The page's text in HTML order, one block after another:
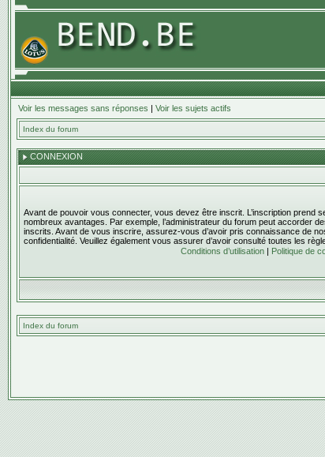
Voir les messages sans réponses | Voir les sujets actifs
Index du forum
CONNEXION
Avant de pouvoir vous connecter, vous devez être inscrit. L’inscription prend
nombreux avantages. Par exemple, l’administrateur du forum peut accorder
inscrits. Avant de vous inscrire, assurez-vous d’avoir pris connaissance de
confidentialité. Veuillez également vous assurer d’avoir consulté toutes les
Conditions d’utilisation| Politique de
Index du forum